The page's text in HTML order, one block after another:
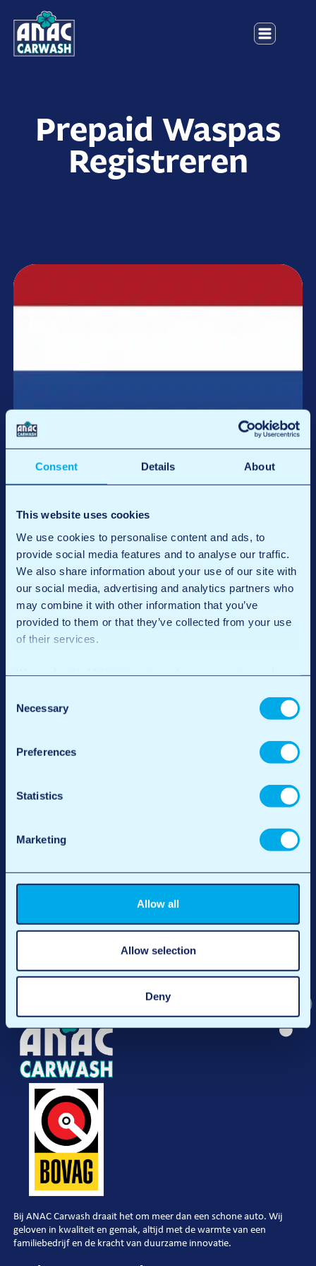
Consent Details About
This website uses cookies
We use cookies to personalise content and ads, to
provide social media features and to analyse our traffic.
We also share information about your use of our site with
our social media, advertising and analytics partners who
may combine it with other information that you’ve
provided to them or that they’ve collected from your use
of their services.
Selection
Necessary
Preferences
Statistics
Marketing
Allow all
Allow selection
Deny
Prepaid Waspas
Registreren
S'inscrire Belgique
Bij ANAC Carwash draait het om meer dan een schone auto. Wij
geloven in kwaliteit en gemak, altijd met de warmte van een
familiebedrijf en de kracht van duurzame innovatie.